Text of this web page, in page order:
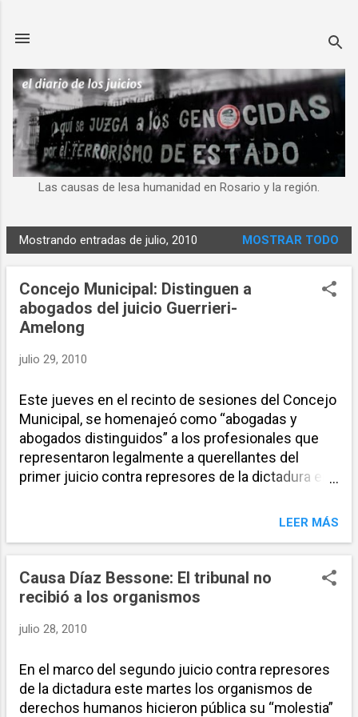
Las causas de lesa humanidad en Rosario y la región.
E
n
Mostrando entradas de julio, 2010 MOSTRAR TODO
Concejo Municipal: Distinguen a
abogados del juicio Guerrieri-
Amelong
julio 29, 2010
Este jueves en el recinto de sesiones del Concejo
Municipal, se homenajeó como “abogadas y
abogados distinguidos” a los profesionales que
representaron legalmente a querellantes del
primer juicio contra represores de la dictadura en
Asinari, Victoria Blando Figueroa, Gabriela Durruty,
Leticia Faccendini y Nadia Schujman, y como
Abogados Distinguidos, Álvaro Baella y Lucas
Ciarniello Ibañez. El proyecto fue presentado por
los concejales Bielsa y Rosúa y recibió el apoyo
unánime del resto de los legisladores. El diploma
distinción es “en reconocimiento de su
participación como abogados querellantes en la
causa 'Guerrieri-Amelong', primera de aquellas en
LEER MÁS
Causa Díaz Bessone: El tribunal no
recibió a los organismos
julio 28, 2010
En el marco del segundo juicio contra represores
de la dictadura este martes los organismos de
derechos humanos hicieron pública su “molestia”